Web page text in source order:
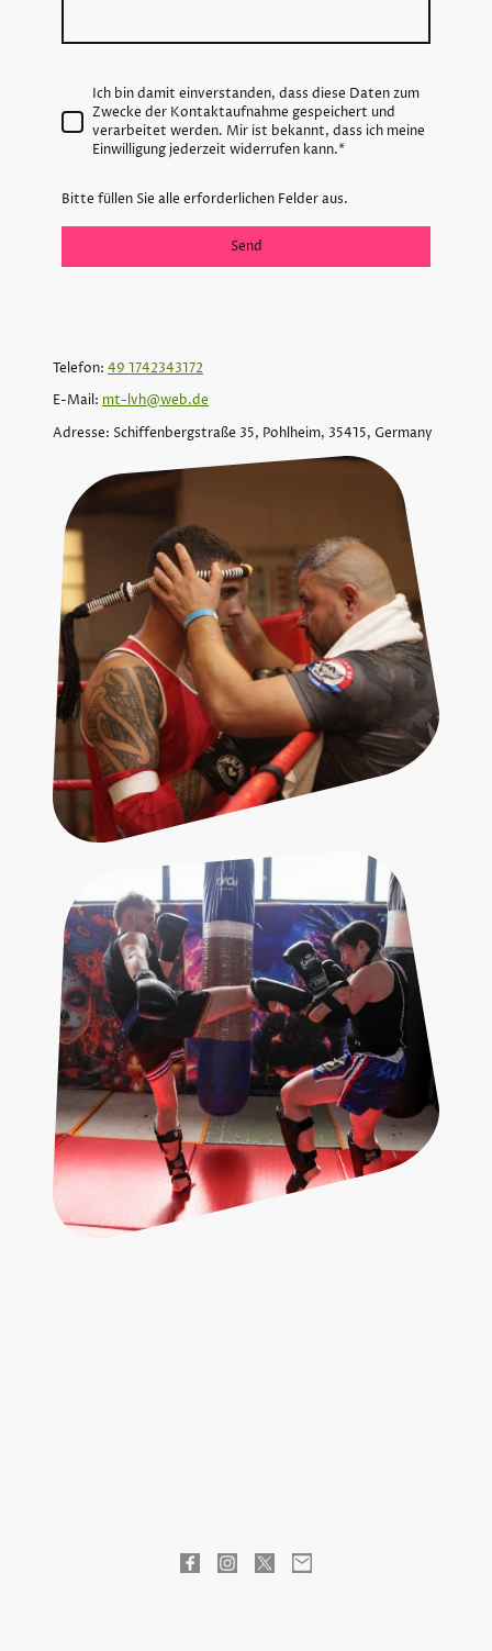
Ich bin damit einverstanden, dass diese Daten zum
Zwecke der Kontaktaufnahme gespeichert und
verarbeitet werden. Mir ist bekannt, dass ich meine
Einwilligung jederzeit widerrufen kann.*
Bitte füllen Sie alle erforderlichen Felder aus.
Send
Telefon: 49 1742343172
E-Mail: mt-lvh@web.de
Adresse: Schiffenbergstraße 35, Pohlheim, 35415, Germany